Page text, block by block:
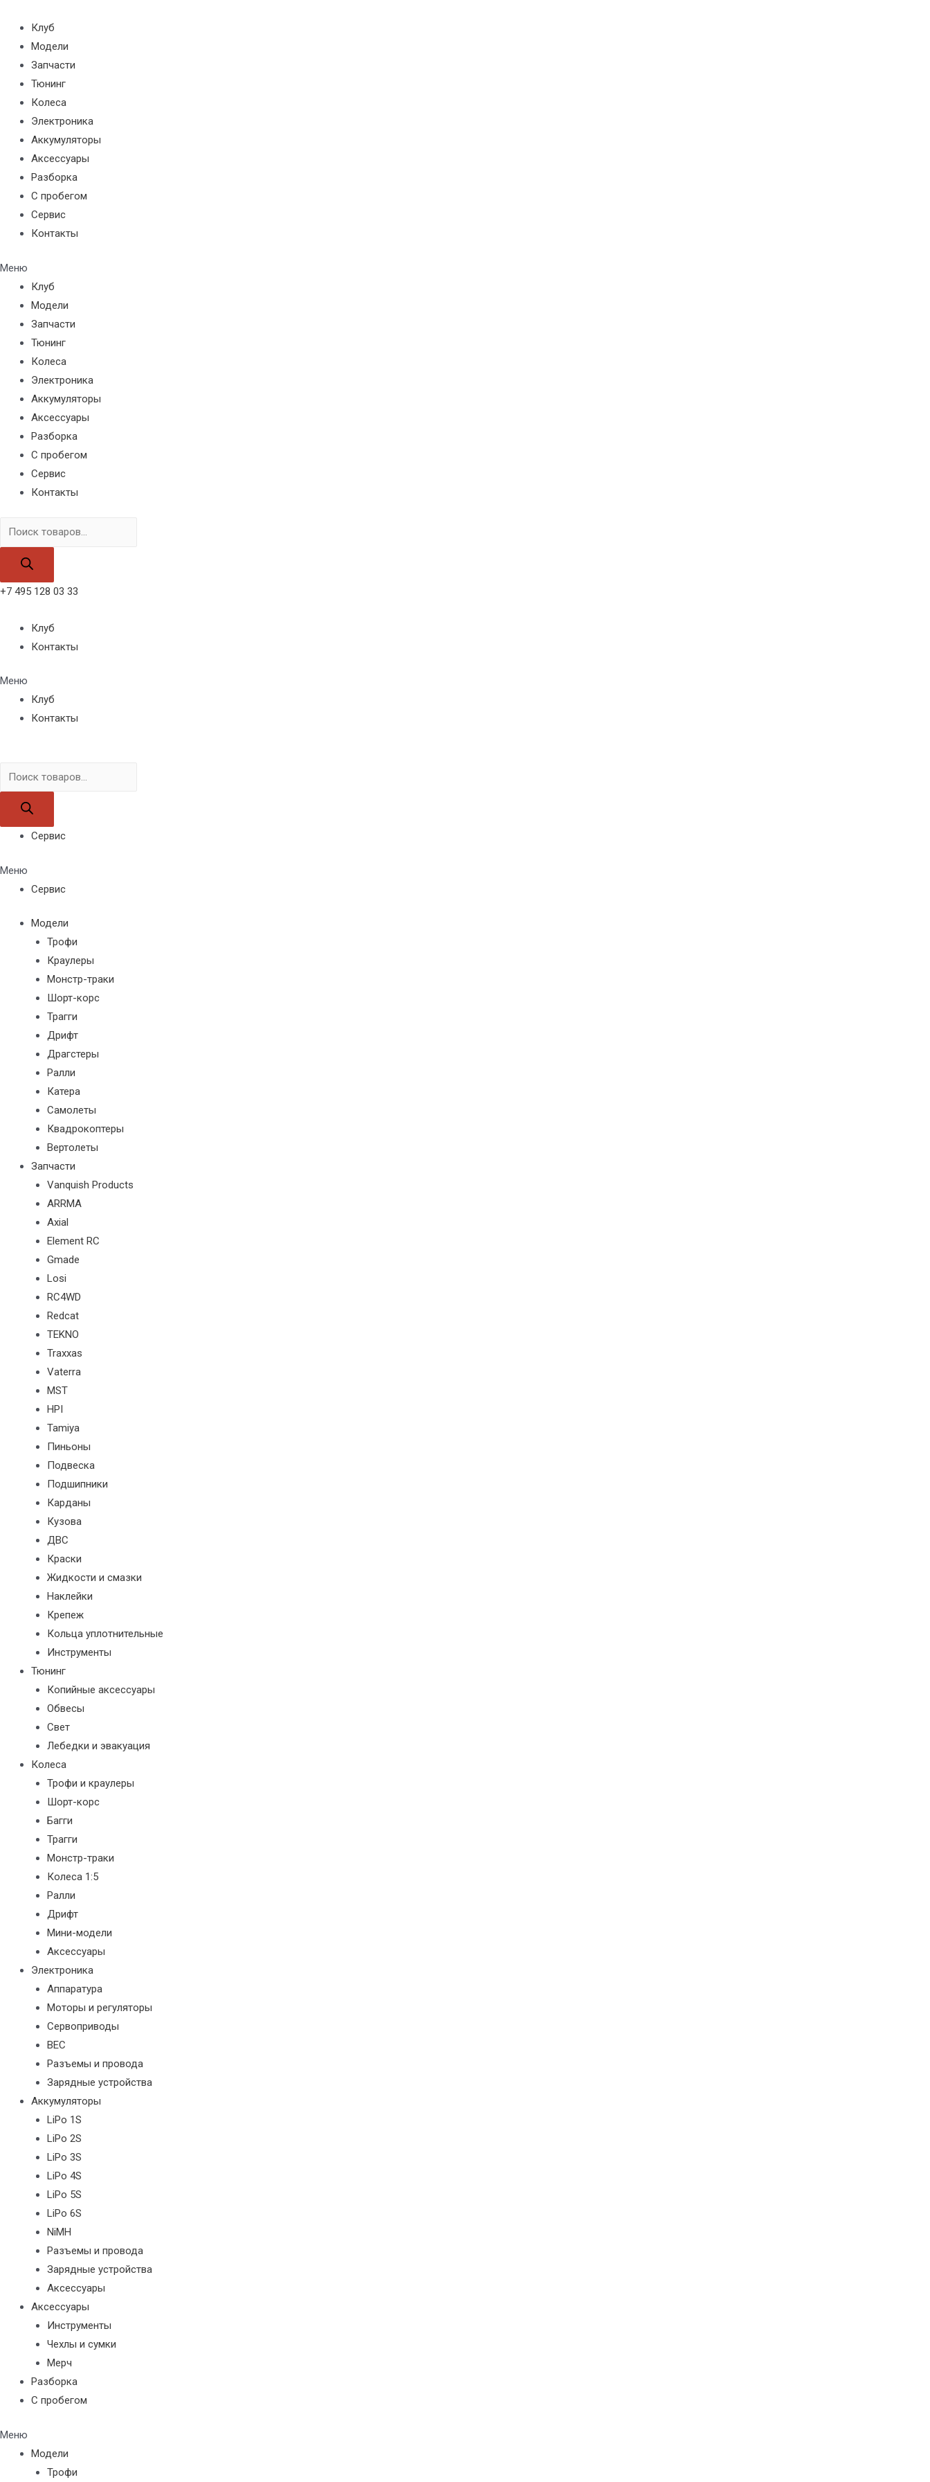
содержимому
Клуб
Модели
Запчасти
Тюнинг
Колеса
Электроника
Аккумуляторы
Аксессуары
Разборка
С пробегом
Сервис
Контакты
Меню
Клуб
Модели
Запчасти
Тюнинг
Колеса
Электроника
Аккумуляторы
Аксессуары
Разборка
С пробегом
Сервис
Контакты
Поиск
товаров
+7 495 128 03 33
Клуб
Контакты
Меню
Клуб
Контакты
Поиск
товаров
Сервис
Меню
Сервис
Модели
Трофи
Краулеры
Монстр-траки
Шорт-корс
Трагги
Дрифт
Драгстеры
Ралли
Катера
Самолеты
Квадрокоптеры
Вертолеты
Запчасти
Vanquish Products
ARRMA
Axial
Element RC
Gmade
Losi
RC4WD
Redcat
TEKNO
Traxxas
Vaterra
MST
HPI
Tamiya
Пиньоны
Подвеска
Подшипники
Карданы
Кузова
ДВС
Краски
Жидкости и смазки
Наклейки
Крепеж
Кольца уплотнительные
Инструменты
Тюнинг
Копийные аксессуары
Обвесы
Свет
Лебедки и эвакуация
Колеса
Трофи и краулеры
Шорт-корс
Багги
Трагги
Монстр-траки
Колеса 1:5
Ралли
Дрифт
Мини-модели
Аксессуары
Электроника
Аппаратура
Моторы и регуляторы
Сервоприводы
BEC
Разъемы и провода
Зарядные устройства
Аккумуляторы
LiPo 1S
LiPo 2S
LiPo 3S
LiPo 4S
LiPo 5S
LiPo 6S
NiMH
Разъемы и провода
Зарядные устройства
Аксессуары
Аксессуары
Инструменты
Чехлы и сумки
Мерч
Разборка
С пробегом
Меню
Модели
Трофи